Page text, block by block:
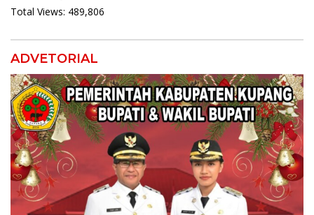
Total Views: 489,806
ADVETORIAL